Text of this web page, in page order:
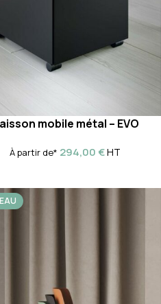
mobile métal – EVO
À partir de* 294,00€HT